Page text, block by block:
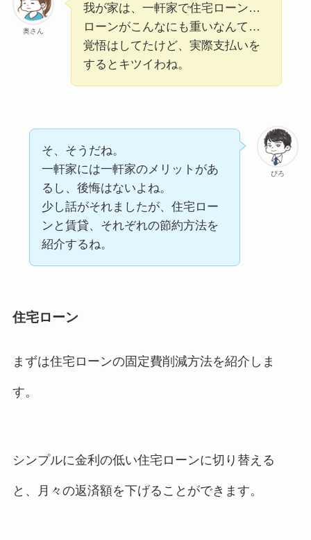
奥さん
我が家は、一軒家で住宅ローン…
ローンがこんなにも重いなんて…
覚悟はしてたけど、実際支払いを
するとキツイわね。
ぴろ
そ、そうだね。
一軒家には一軒家のメリットがあ
るし、後悔はないよね。
少し話がそれましたが、住宅ロー
ンと賃貸、それぞれの節約方法を
紹介するね。
住宅ローン
まずは住宅ローンの固定費削減方法を紹介しま
す。
シンプルに金利の低い住宅ローンに切り替える
と、月々の返済額を下げることができます。